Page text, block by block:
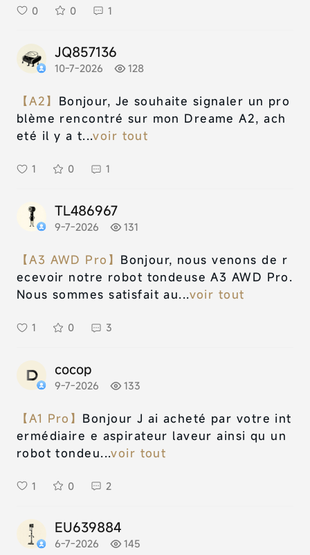
0 0 1
JQ857136
10-7-2026 128
【A2】 Bonjour, Je souhaite signaler un pro
blème rencontré sur mon Dreame A2, ach
eté il y a t...voir tout
1 0 1
TL486967
9-7-2026 131
【A3 AWD Pro】 Bonjour, nous venons de r
ecevoir notre robot tondeuse A3 AWD Pro.
Nous sommes satisfait au...voir tout
1 0 3
cocop
9-7-2026 133
【A1 Pro】 Bonjour J ai acheté par votre int
ermédiaire e aspirateur laveur ainsi qu un
robot tondeu...voir tout
1 0 2
EU639884
6-7-2026 145